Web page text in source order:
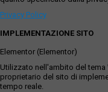
Privacy Policy
IMPLEMENTAZIONE SITO
Elementor (Elementor)
Utilizzato nell'ambito del tema
proprietario del sito di
tempo reale.